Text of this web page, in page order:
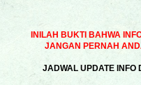
INILAH BUKTI BAHWA
JANGAN PERNAH
JADWAL UPDATE INFO